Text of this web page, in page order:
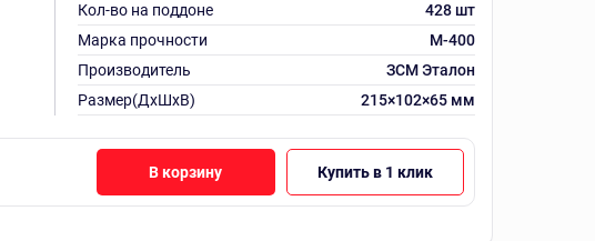
Кол-во на поддоне
428 шт
Марка прочности
М-400
Производитель
ЗСМ Эталон
Размер(ДхШхВ)
215×102×65 мм
В корзину Купить в 1 клик